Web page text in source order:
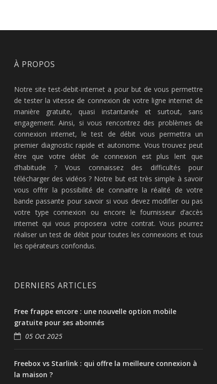
À PROPOS
Notre site test-debit-internet a pour but de vous permettre
de tester la vitesse de connexion de votre ligne internet de
manière gratuite, quasi instantanée et surtout, sans
engagement. Ainsi, si vous rencontrez des problèmes de
connexion internet, le test de débit vous permettra un
premier diagnostic rapide et autonome. Vous trouvez peut
être que votre débit de connexion est plus lent que
d’habitude ? Vous connaissez des difficultés pour
télécharger des vidéos ? Notre but est très simple à savoir
vous offrir la possibilité de connaitre la réalité de votre
bande passante pour savoir si vous devez modifier ou pas
votre type connexion ou encore le fournisseur d’accès
internet qui vous proposera votre contrat. Vous pourrez
réaliser un test de débit pour toutes les connexions et tous
les opérateurs confondus.
DERNIERS ARTICLES
Free frappe encore : une nouvelle option mobile
gratuite pour ses abonnés
05 Oct 2025
Freebox vs Starlink : qui offre la meilleure connexion à
la maison ?